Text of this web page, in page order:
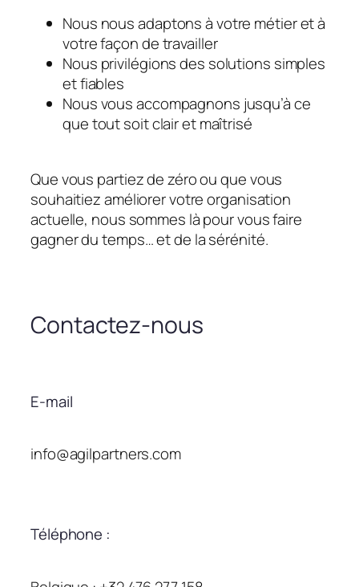
Nous nous adaptons à votre métier et à
votre façon de travailler
Nous privilégions des solutions simples
et fiables
Nous vous accompagnons jusqu’à ce
que tout soit clair et maîtrisé
Que vous partiez de zéro ou que vous
souhaitiez améliorer votre organisation
actuelle, nous sommes là pour vous faire
gagner du temps… et de la sérénité.
Contactez-nous
E-mail
info@agilpartners.com
Téléphone :